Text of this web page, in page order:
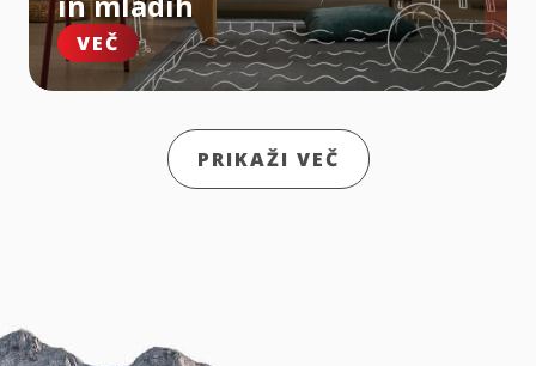
VEČ
PRIKAŽI VEČ